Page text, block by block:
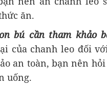
ăn.
bú cần tham khảo
của chanh leo đối
an toàn, bạn nên
uống.